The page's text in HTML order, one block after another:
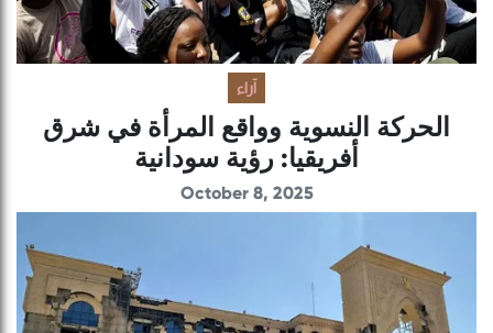
آراء
الحركة النسوية وواقع المرأة في شرق
أفريقيا: رؤية سودانية
October 8, 2025